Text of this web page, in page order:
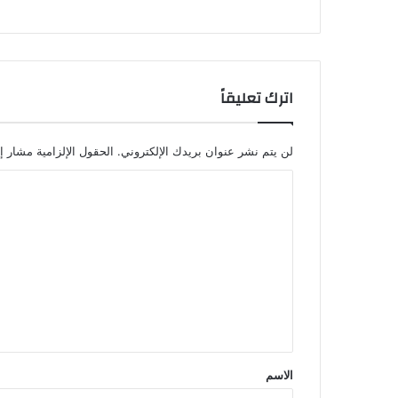
اترك تعليقاً
لن يتم نشر عنوان بريدك الإلكتروني. الحقول الإلزامية مشار
*
الاسم